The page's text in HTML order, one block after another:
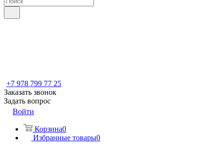
+7 978 799 77 25
Заказать звонок
Задать вопрос
Войти
Корзина0
Избранные товары0